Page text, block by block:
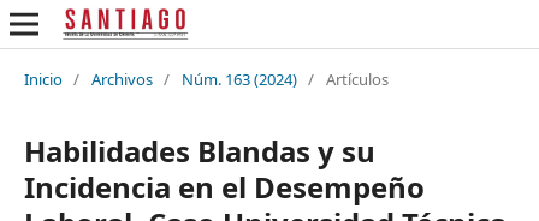
Inicio / Archivos / Núm. 163 (2024) / Artículos
Habilidades Blandas y su
Incidencia en el Desempeño